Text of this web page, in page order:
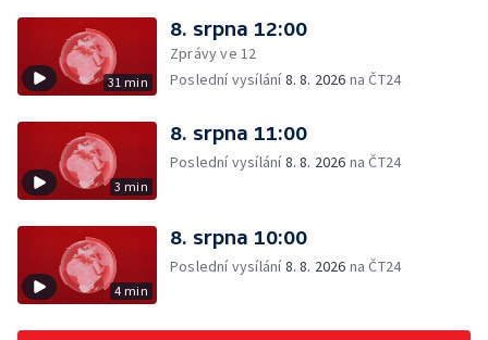
31 min
8. srpna 12:00
Zprávy ve 12
Poslední vysílání8. 8. 2026 na ČT24
3 min
8. srpna 11:00
Poslední vysílání8. 8. 2026 na ČT24
4 min
8. srpna 10:00
Poslední vysílání8. 8. 2026 na ČT24